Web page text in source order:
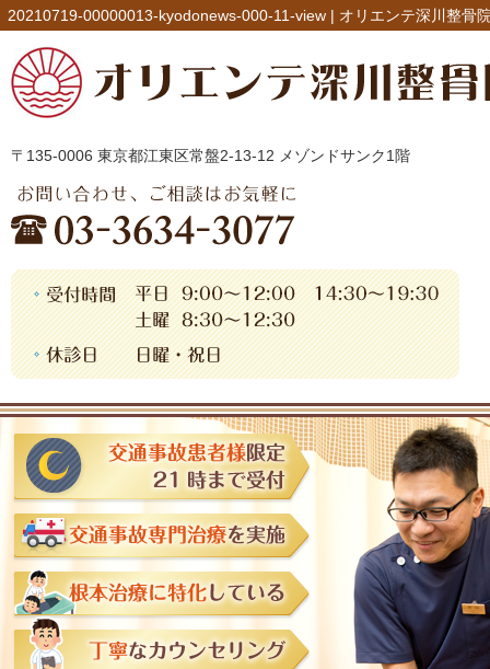
20210719-00000013-kyodonews-000-11-view | オリエンテ深川整骨
〒135-0006 東京都江東区常盤2-13-12 メゾンドサンク1階